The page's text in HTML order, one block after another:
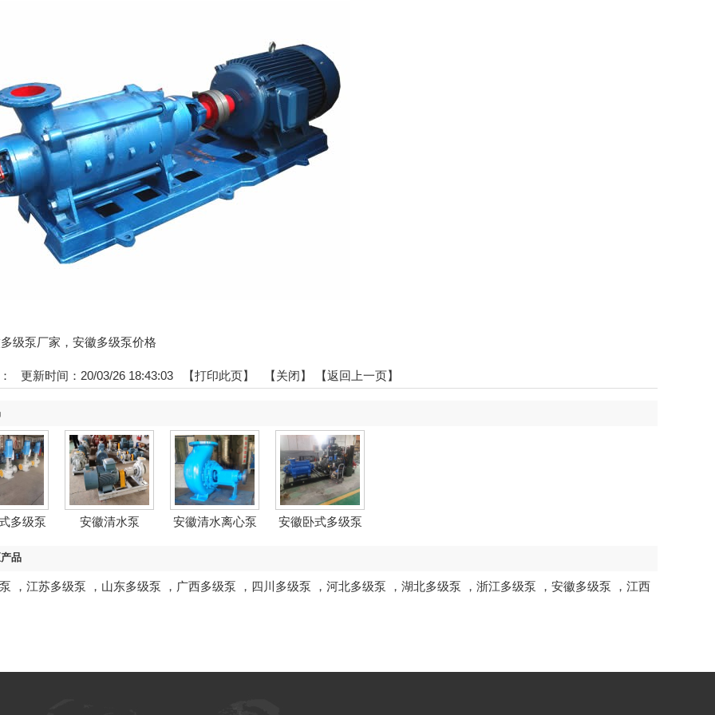
级泵厂家，安徽多级泵价格
更新时间：20/03/26 18:43:03 【打印此页】 【关闭】 【返回上一页】
多级泵 安徽清水泵 安徽清水离心泵 安徽卧式多级泵
品
， 江苏多级泵 ， 山东多级泵 ， 广西多级泵 ， 四川多级泵 ， 河北多级泵 ， 湖北多级泵 ， 浙江多级泵 ， 安徽多级泵 ， 江西